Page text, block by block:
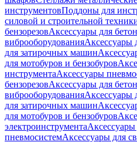
инструментовПоддоны для
силовой и строительной
бензорезовАксессуары для
виброоборудованияАксессуары
для затирочных машин
для мотобуров и бензобуров
инструментаАксессуары
бензорезовАксессуары для
виброоборудованияАксессуары
для затирочных машин
для мотобуров и бензобуров
электроинструментаАксессуары
пневмосистемАксессуары для